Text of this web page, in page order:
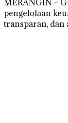
MERANGIN –
pengelolaan
transparan,